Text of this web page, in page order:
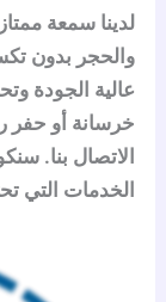
لدينا سمعة
والحجر بدون
عالية الجودة
خرسانة أو حفر
الاتصال بنا.
الخدمات التي